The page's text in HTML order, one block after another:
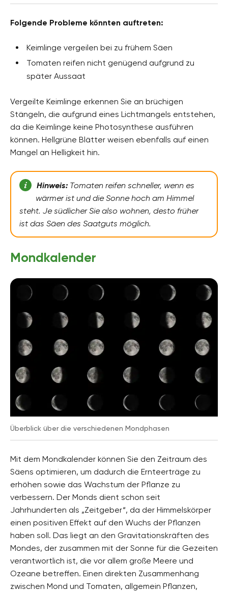
Folgende Probleme könnten auftreten:
Keimlinge vergeilen bei zu frühem Säen
Tomaten reifen nicht genügend aufgrund zu
später Aussaat
Vergeilte Keimlinge erkennen Sie an brüchigen
Stängeln, die aufgrund eines Lichtmangels entstehen,
da die Keimlinge keine Photosynthese ausführen
können. Hellgrüne Blätter weisen ebenfalls auf einen
Mangel an Helligkeit hin.
Hinweis:Tomaten reifen schneller, wenn es
wärmer ist und die Sonne hoch am Himmel
steht. Je südlicher Sie also wohnen, desto früher
ist das Säen des Saatguts möglich.
Mondkalender
Überblick über die verschiedenen Mondphasen
Mit dem Mondkalender können Sie den Zeitraum des
Säens optimieren, um dadurch die Ernteerträge zu
erhöhen sowie das Wachstum der Pflanze zu
verbessern. Der Monds dient schon seit
Jahrhunderten als „Zeitgeber“, da der Himmelskörper
einen positiven Effekt auf den Wuchs der Pflanzen
haben soll. Das liegt an den Gravitationskräften des
Mondes, der zusammen mit der Sonne für die Gezeiten
verantwortlich ist, die vor allem große Meere und
Ozeane betreffen. Einen direkten Zusammenhang
zwischen Mond und Tomaten, allgemein Pflanzen,